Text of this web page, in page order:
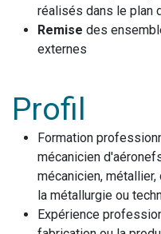
réalisés dans le plan
Remise des
externes
Profil
Formation
mécanicien
mécanicien,
la métallurgie ou
Expérience